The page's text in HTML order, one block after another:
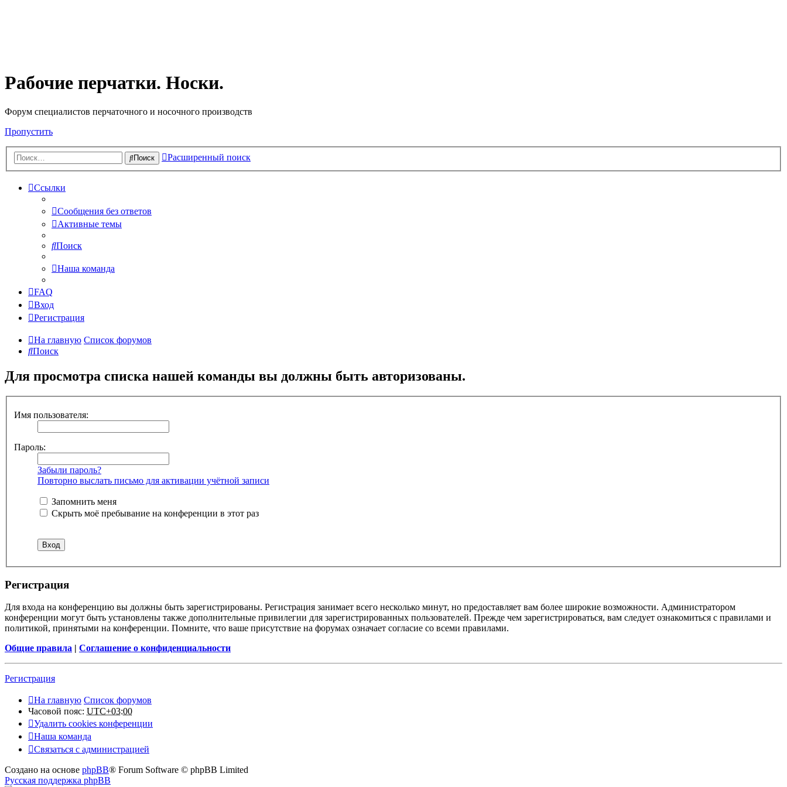
Рабочие перчатки. Носки.
Форум специалистов перчаточного и носочного производств
Пропустить
Поиск Расширенный поиск
Ссылки
Сообщения без ответов
Активные темы
Поиск
Наша команда
FAQ
Вход
Регистрация
На главную Список форумов
Поиск
Для просмотра списка нашей команды вы должны быть авторизованы.
Имя пользователя:
Пароль:
Забыли пароль?
Повторно выслать письмо для активации учётной записи
Запомнить меня
Скрыть моё пребывание на конференции в этот раз
Регистрация
Для входа на конференцию вы должны быть зарегистрированы. Регистрация занимает всего несколько минут, но предоставляет вам более широкие возможности. Администратором
конференции могут быть установлены также дополнительные привилегии для зарегистрированных пользователей. Прежде чем зарегистрироваться, вам следует ознакомиться с правилами и
политикой, принятыми на конференции. Помните, что ваше присутствие на форумах означает согласие со всеми правилами.
Общие правила | Соглашение о конфиденциальности
Регистрация
На главную Список форумов
Часовой пояс: UTC+03:00
Удалить cookies конференции
Наша команда
Связаться с администрацией
Создано на основе phpBB® Forum Software © phpBB Limited
Русская поддержка phpBB